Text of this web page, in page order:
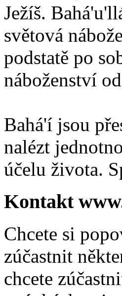
Ježíš.
světová
podstatě po
náboženství
Bahá'í jsou
nalézt
účelu života.
Kontakt
Chcete si
zúčastnit
chcete